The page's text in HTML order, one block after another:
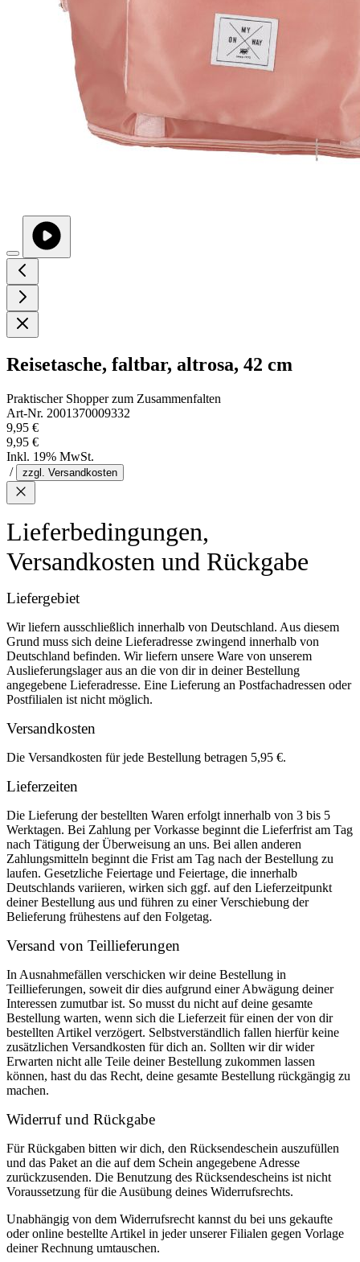
Reisetasche, faltbar, altrosa, 42 cm
Praktischer Shopper zum Zusammenfalten
Art-Nr. 2001370009332
9,95 €
9,95 €
Inkl. 19% MwSt.
/
zzgl. Versandkosten
Lieferbedingungen,
Versandkosten und Rückgabe
Liefergebiet
Wir liefern ausschließlich innerhalb von Deutschland. Aus diesem
Grund muss sich deine Lieferadresse zwingend innerhalb von
Deutschland befinden. Wir liefern unsere Ware von unserem
Auslieferungslager aus an die von dir in deiner Bestellung
angegebene Lieferadresse. Eine Lieferung an Postfachadressen oder
Postfilialen ist nicht möglich.
Versandkosten
Die Versandkosten für jede Bestellung betragen 5,95 €.
Lieferzeiten
Die Lieferung der bestellten Waren erfolgt innerhalb von 3 bis 5
Werktagen. Bei Zahlung per Vorkasse beginnt die Lieferfrist am Tag
nach Tätigung der Überweisung an uns. Bei allen anderen
Zahlungsmitteln beginnt die Frist am Tag nach der Bestellung zu
laufen. Gesetzliche Feiertage und Feiertage, die innerhalb
Deutschlands variieren, wirken sich ggf. auf den Lieferzeitpunkt
deiner Bestellung aus und führen zu einer Verschiebung der
Belieferung frühestens auf den Folgetag.
Versand von Teillieferungen
In Ausnahmefällen verschicken wir deine Bestellung in
Teillieferungen, soweit dir dies aufgrund einer Abwägung deiner
Interessen zumutbar ist. So musst du nicht auf deine gesamte
Bestellung warten, wenn sich die Lieferzeit für einen der von dir
bestellten Artikel verzögert. Selbstverständlich fallen hierfür keine
zusätzlichen Versandkosten für dich an. Sollten wir dir wider
Erwarten nicht alle Teile deiner Bestellung zukommen lassen
können, hast du das Recht, deine gesamte Bestellung rückgängig zu
machen.
Widerruf und Rückgabe
Für Rückgaben bitten wir dich, den Rücksendeschein auszufüllen
und das Paket an die auf dem Schein angegebene Adresse
zurückzusenden. Die Benutzung des Rücksendescheins ist nicht
Voraussetzung für die Ausübung deines Widerrufsrechts.
Unabhängig von dem Widerrufsrecht kannst du bei uns gekaufte
oder online bestellte Artikel in jeder unserer Filialen gegen Vorlage
deiner Rechnung umtauschen.